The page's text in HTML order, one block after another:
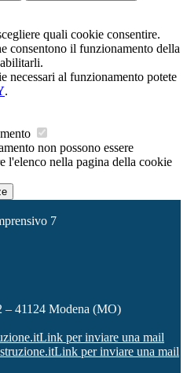
quali cookie consentire.
consentono il funzionamento della
necessari al funzionamento potete
.
non possono essere
l'elenco nella pagina della cookie
7
– 41124 Modena (MO)
Link per inviare una mail
Link per inviare una mail